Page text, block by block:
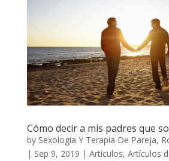
Cómo decir a mis padres que
by Sexologia Y Terapia De Pareja,
| Sep 9, 2019 | Artículos, Artículos